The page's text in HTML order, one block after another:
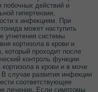
побочных действий и
гипертензии,
к инфекциям. При
может наступить
угнетения системы
кортизола в крови и
который проходит после
контроль функции
в крови и в моче
случае развития инфекции
соответствующее
лечение. Если симптомы